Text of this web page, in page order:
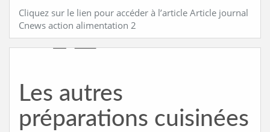
Cliquez sur le lien pour accéder à l’article Article journal
Cnews action alimentation 2
Les autres
préparations cuisinées